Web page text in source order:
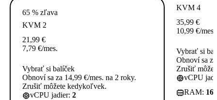
65 % zľava
KVM 2
21,99 €
7,79 €/mes.
Vybrať si balíček
Obnoví sa za 14,99 €/mes. na 2 roky.
Zrušiť môžete kedykoľvek.
vCPU jadier: 2
KVM 4
35,99 €
10,99 €/mes.
Vybrať si
Obnoví sa
Zrušiť
vCPU
RAM: 16